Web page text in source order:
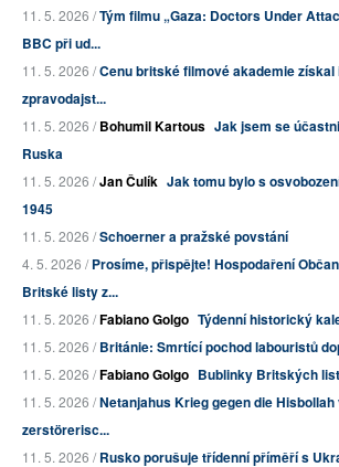
11. 5. 2026 /Tým filmu „Gaza: Doctors Under
BBC při ud...
11. 5. 2026 /Cenu britské filmové akademie získal
zpravodajst...
11. 5. 2026 /Bohumil Kartous Jak jsem se
Ruska
11. 5. 2026 /Jan Čulík Jak tomu bylo s
1945
11. 5. 2026 /Schoerner a pražské povstání
4. 5. 2026 /Prosíme, přispějte! Hospodaření
Britské listy z...
11. 5. 2026 /Fabiano Golgo Týdenní historický
11. 5. 2026 /Británie: Smrtící pochod labouristů
11. 5. 2026 /Fabiano Golgo Bublinky Britských
11. 5. 2026 /Netanjahus Krieg gegen die
zerstörerisc...
11. 5. 2026 /Rusko porušuje třídenní příměří s